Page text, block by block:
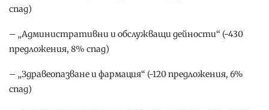
спад)
– „Административни и обслужващи дейности“ (-430
предложения, 8% спад)
– „Здравеопазване и фармация“ (-120 предложения, 6%
спад)